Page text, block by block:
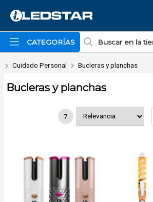
CATEGORÍAS
MI COMPRA
Cuidado Personal Bucleras y planchas
Bucleras y planchas
7